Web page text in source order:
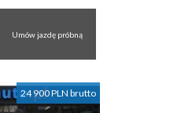
Umów jazdę próbną
24 900 PLN brutto